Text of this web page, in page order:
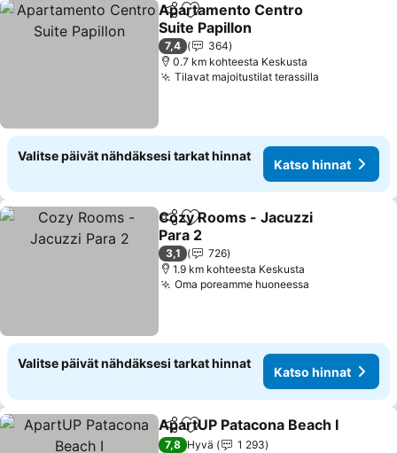
Jaa Lisää suosikkeihin
Apartamento Centro
Suite Papillon
Katso hinnat
7,4
364
0.7 km kohteesta Keskusta
Tilavat majoitustilat terassilla
Valitse päivät nähdäksesi tarkat hinnat
Katso hinnat
Jaa Lisää suosikkeihin
Cozy Rooms - Jacuzzi
Para 2
Katso hinnat
3,1
726
1.9 km kohteesta Keskusta
Oma poreamme huoneessa
Valitse päivät nähdäksesi tarkat hinnat
Katso hinnat
Jaa Lisää suosikkeihin
ApartUP Patacona Beach I
7,8 Hyvä
1 293